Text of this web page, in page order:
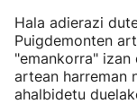
Hala adierazi
Puigdemonten
"emankorra"
artean harreman
ahalbidetu